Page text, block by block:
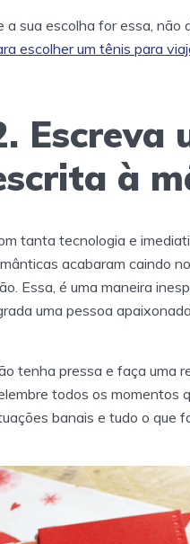
a sua escolha for essa, não
escolher um tênis para
Escreva
à
tanta tecnologia e
acabaram caindo
Essa, é uma maneira
uma pessoa
tenha pressa e faça uma
todos os momentos
banais e tudo o que